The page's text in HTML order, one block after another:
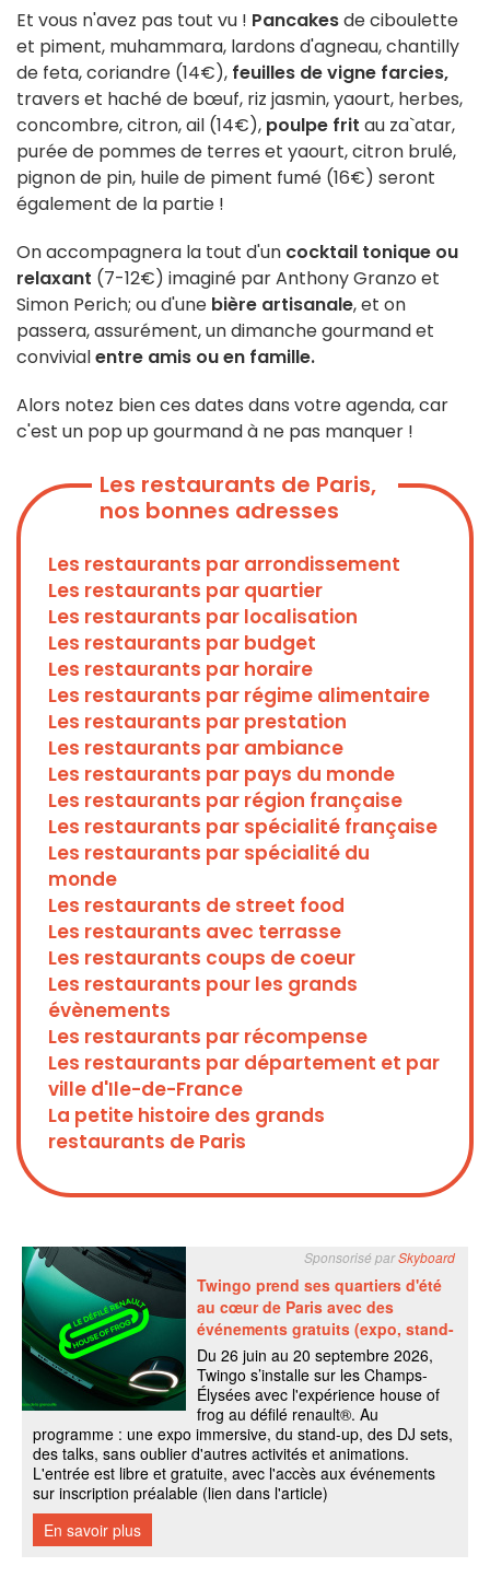
Et vous n'avez pas tout vu ! Pancakesde ciboulette
et piment, muhammara, lardons d'agneau, chantilly
de feta, coriandre (14€), feuilles de vigne farcies,
travers et haché de bœuf, riz jasmin, yaourt, herbes,
concombre, citron, ail (14€), poulpe frit au za`atar,
purée de pommes de terres et yaourt, citron brulé,
pignon de pin, huile de piment fumé (16€) seront
également de la partie !
On accompagnera la tout d'un cocktail tonique ou
relaxant (7-12€) imaginé par Anthony Granzo et
Simon Perich; ou d'une bière artisanale, et on
passera, assurément, un dimanche gourmand et
convivialentre amis ou en famille.
Alors notez bien ces dates dans votre agenda, car
c'est un pop up gourmand à ne pas manquer !
Les restaurants de Paris,
nos bonnes adresses
Les restaurants par arrondissement
Les restaurants par quartier
Les restaurants par localisation
Les restaurants par budget
Les restaurants par horaire
Les restaurants par régime alimentaire
Les restaurants par prestation
Les restaurants par ambiance
Les restaurants par pays du monde
Les restaurants par région française
Les restaurants par spécialité française
Les restaurants par spécialité du
monde
Les restaurants de street food
Les restaurants avec terrasse
Les restaurants coups de coeur
Les restaurants pour les grands
évènements
Les restaurants par récompense
Les restaurants par département et par
ville d'Ile-de-France
La petite histoire des grands
restaurants de Paris